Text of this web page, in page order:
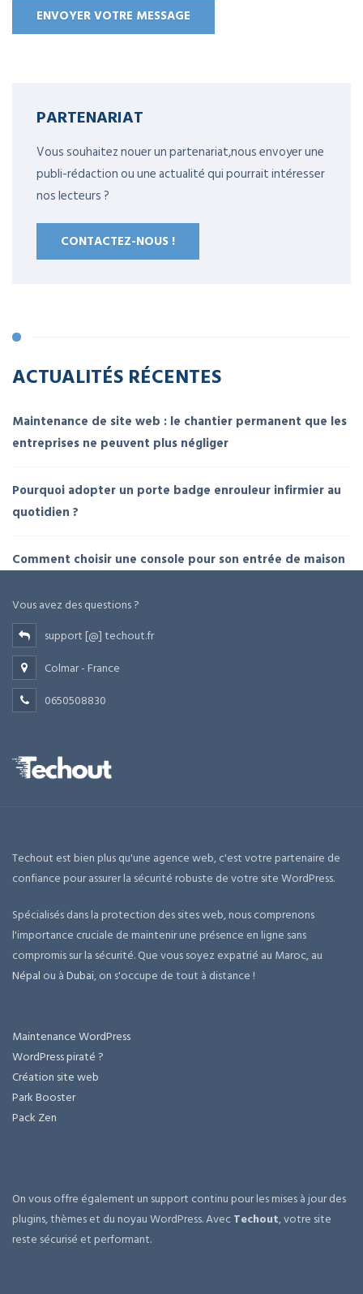
PARTENARIAT
Vous souhaitez nouer un partenariat,nous envoyer une
publi-rédaction ou une actualité qui pourrait intéresser
nos lecteurs ?
CONTACTEZ-NOUS !
ACTUALITÉS RÉCENTES
Maintenance de site web : le chantier permanent que les
entreprises ne peuvent plus négliger
Pourquoi adopter un porte badge enrouleur infirmier au
quotidien ?
Comment choisir une console pour son entrée de maison
Vous avez des questions ?
support [@] techout.fr
Colmar - France
0650508830
Techout est bien plus qu'une agence web, c'est votre partenaire de
confiance pour assurer la sécurité robuste de votre site WordPress.
Spécialisés dans la protection des sites web, nous comprenons
l'importance cruciale de maintenir une présence en ligne sans
compromis sur la sécurité. Que vous soyez expatrié au Maroc, au
Népal ou àDubai, on s'occupe de tout à distance !
Maintenance WordPress
WordPress piraté ?
Création site web
Park Booster
Pack Zen
On vous offre également un support continu pour les mises à jour des
plugins, thèmes et du noyau WordPress. AvecTechout, votre site
reste sécurisé et performant.